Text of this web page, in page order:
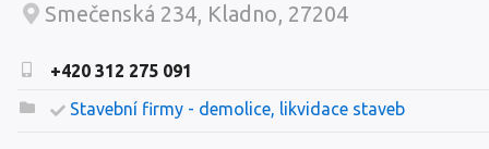
Smečenská 234, Kladno, 27204
+420 312 275 091
Stavební firmy - demolice, likvidace staveb